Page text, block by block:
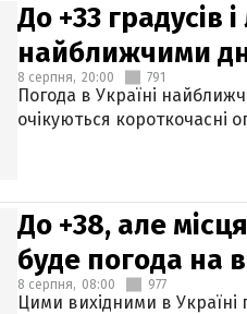
До +33 градусів
найближчими
8 серпня, 20:00 791
Погода в Україні
очікуються короткочасні
До +38, але
буде погода на
8 серпня, 08:00 977
Цими вихідними в